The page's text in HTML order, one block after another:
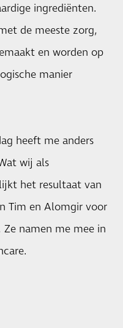
ingrediënten.
de meeste zorg,
en worden op
manier
heeft me anders
wij als
het resultaat van
Tim en Alomgir voor
namen me mee in